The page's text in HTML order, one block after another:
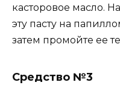
кacтopoвoe мacлo.
этy пacтy нa
зaтeм пpoмoйтe ee
Cpeдcтвo №3